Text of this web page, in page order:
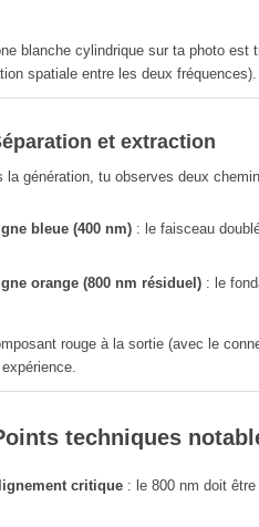
blanche cylindrique sur ta photo est
spatiale entre les deux fréquences).
et extraction
la génération, tu observes deux
bleue (400 nm) : le faisceau
orange (800 nm résiduel) : le
rouge à la sortie (avec le
techniques
critique : le 800 nm doit